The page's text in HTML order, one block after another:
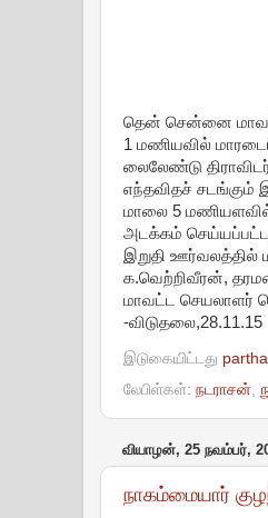
தென் சென்னை மாவட்
1 மணியவில்
லைலேண்டு
எந்தவிதச் சடங்கும்
மாலை 5 மணியளவில்
அடக்கம்
இறுதி ஊர்வலத்தில்
க.வெற்றிவீரன்,
மாவட்ட செயலாளர்
-விடுதலை,28.11.15
இடுகையிட்டது
லேபிள்கள்: நடராசன்
வியாழன், 25 நவம்பர்,
நாகம்மையார்